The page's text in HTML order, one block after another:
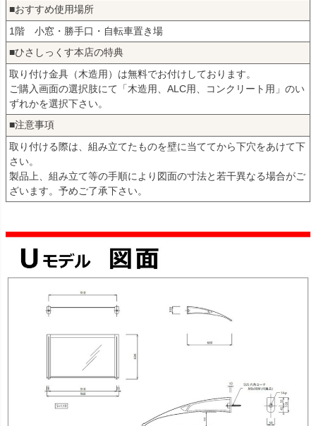
■おすすめ使用場所
1階 小窓・勝手口・自転車置き場
■ひさしっくす本店の特典
取り付け金具（木造用）は無料でお付けしております。
ご購入画面の選択肢にて「木造用、ALC用、コンクリート用」のい
ずれかを選択下さい。
■注意事項
取り付ける際は、組み立てたものを壁に当ててから下穴をあけて下
さい。
製品上、組み立て等の手順により図面の寸法と若干異なる場合がご
ざいます。予めご了承下さい。